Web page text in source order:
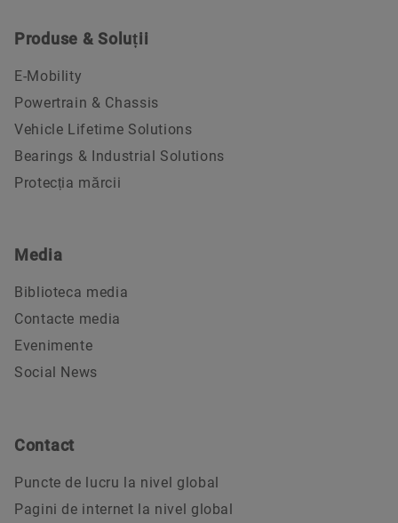
Produse & Soluții
E-Mobility
Powertrain & Chassis
Vehicle Lifetime Solutions
Bearings & Industrial Solutions
Protecția mărcii
Media
Biblioteca media
Contacte media
Evenimente
Social News
Contact
Puncte de lucru la nivel global
Pagini de internet la nivel global